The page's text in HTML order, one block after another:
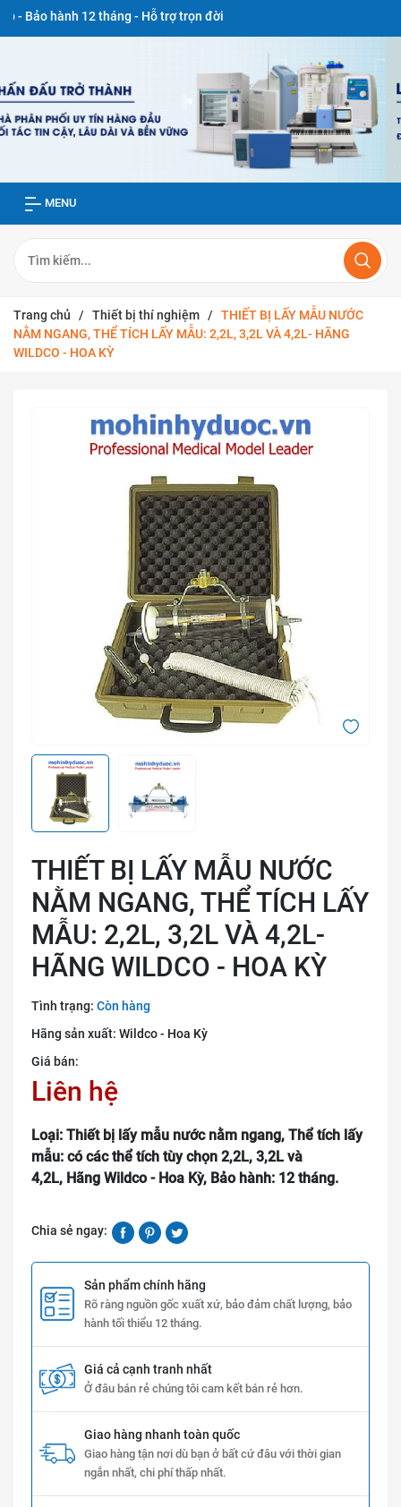
12 tháng - Hỗ trợ trọn đời
MENU
Trang chủ / Thiết bị thí nghiệm /
THIẾT BỊ LẤY MẪU NƯỚC
NẰM NGANG, THỂ TÍCH LẤY MẪU: 2,2L, 3,2L VÀ 4,2L- HÃNG
WILDCO - HOA KỲ
THIẾT BỊ LẤY MẪU NƯỚC
NẰM NGANG, THỂ TÍCH LẤY
MẪU: 2,2L, 3,2L VÀ 4,2L-
HÃNG WILDCO - HOA KỲ
Tình trạng: Còn hàng
Hãng sản xuất: Wildco - Hoa Kỳ
Giá bán:
Liên hệ
Loại: Thiết bị lấy mẫu nước nằm ngang, Thể tích lấy
mẫu: có các thể tích tùy chọn 2,2L, 3,2L và
4,2L, Hãng Wildco - Hoa Kỳ, Bảo hành: 12 tháng.
Chia sẻ ngay:
Sản phẩm chính hãng
Rõ ràng nguồn gốc xuất xứ, bảo đảm chất lượng, bảo
hành tối thiểu 12 tháng.
Giá cả cạnh tranh nhất
Ở đâu bán rẻ chúng tôi cam kết bán rẻ hơn.
Giao hàng nhanh toàn quốc
Giao hàng tận nơi dù bạn ở bất cứ đâu với thời gian
ngắn nhất, chi phí thấp nhất.